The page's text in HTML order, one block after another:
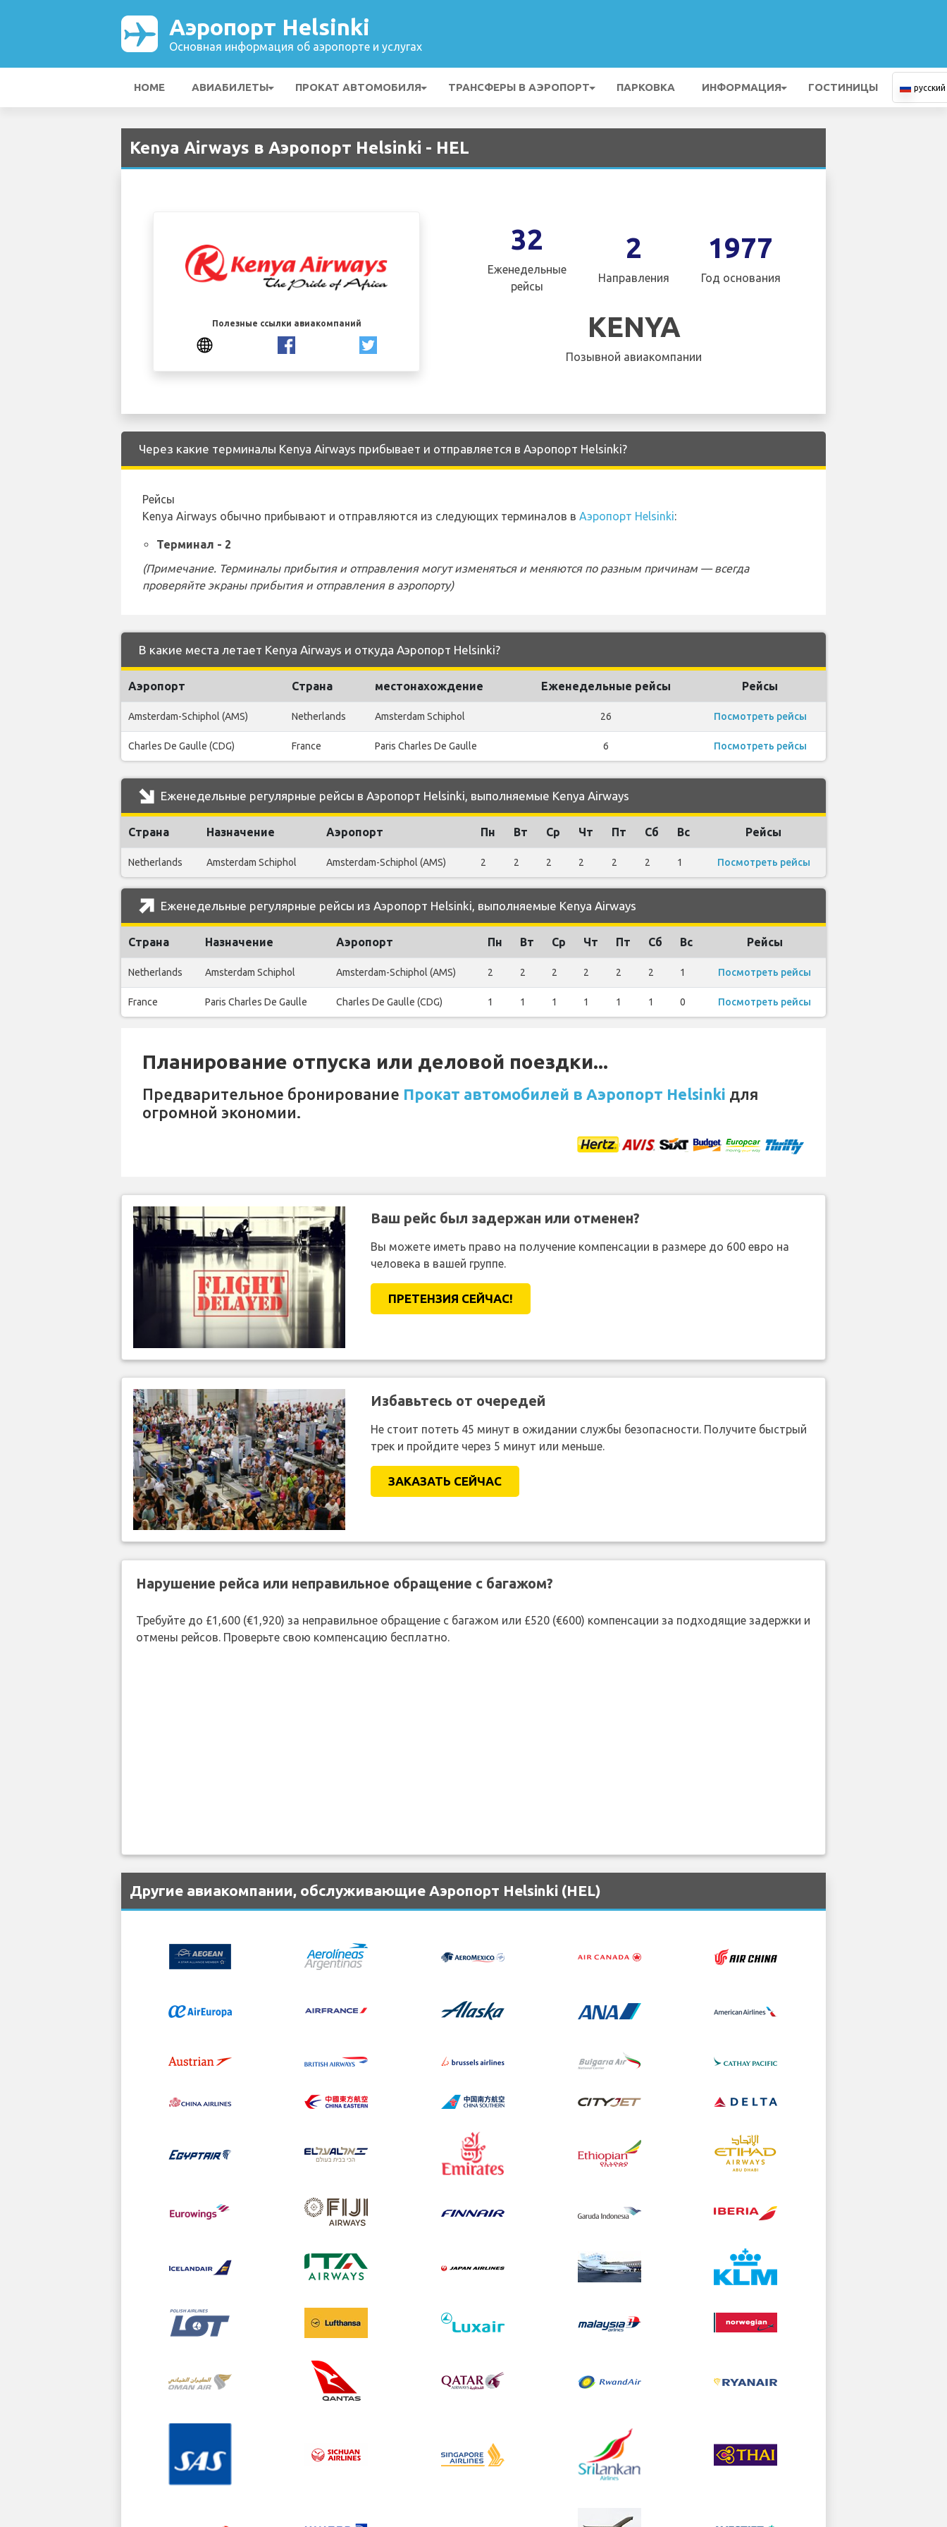
Аэропорт Helsinki
Основная информация об аэропорте и услугах
HOME АВИАБИЛЕТЫ ПРОКАТ АВТОМОБИЛЯ ТРАНСФЕРЫ В АЭРОПОРТ ПАРКОВКА ИНФОРМАЦИЯ ГОСТИНИЦЫ русский
Kenya Airways в Аэропорт Helsinki - HEL
Полезные ссылки авиакомпаний
32
Еженедельные
рейсы
2
Направления
1977
Год основания
KENYA
Позывной авиакомпании
Через какие терминалы Kenya Airways прибывает и отправляется в Аэропорт Helsinki?
Рейсы
Kenya Airways обычно прибывают и отправляются из следующих терминалов в Аэропорт Helsinki:
Терминал - 2
(Примечание. Терминалы прибытия и отправления могут изменяться и меняются по разным причинам — всегда
проверяйте экраны прибытия и отправления в аэропорту)
В какие места летает Kenya Airways и откуда Аэропорт Helsinki?
Аэропорт Страна местонахождение Еженедельные рейсы Рейсы
Amsterdam-Schiphol (AMS) Netherlands Amsterdam Schiphol 26 Посмотреть рейсы
Charles De Gaulle (CDG) France Paris Charles De Gaulle 6 Посмотреть рейсы
Еженедельные регулярные рейсы в Аэропорт Helsinki, выполняемые Kenya Airways
Страна Назначение Аэропорт Пн Вт Ср Чт Пт Сб Вс Рейсы
Netherlands Amsterdam Schiphol Amsterdam-Schiphol (AMS) 2 2 2 2 2 2 1 Посмотреть рейсы
Еженедельные регулярные рейсы из Аэропорт Helsinki, выполняемые Kenya Airways
Страна Назначение Аэропорт Пн Вт Ср Чт Пт Сб Вс Рейсы
Netherlands Amsterdam Schiphol Amsterdam-Schiphol (AMS) 2 2 2 2 2 2 1 Посмотреть рейсы
France Paris Charles De Gaulle Charles De Gaulle (CDG) 1 1 1 1 1 1 0 Посмотреть рейсы
Планирование отпуска или деловой поездки...
Предварительное бронирование Прокат автомобилей в Аэропорт Helsinki для
огромной экономии.
Ваш рейс был задержан или отменен?
Вы можете иметь право на получение компенсации в размере до 600 евро на
человека в вашей группе.
ПРЕТЕНЗИЯ CЕЙЧАС!
Избавьтесь от очередей
Не стоит потеть 45 минут в ожидании службы безопасности. Получите быстрый
трек и пройдите через 5 минут или меньше.
ЗАКАЗАТЬ СЕЙЧАС
Нарушение рейса или неправильное обращение с багажом?
Требуйте до £1,600 (€1,920) за неправильное обращение с багажом или £520 (€600) компенсации за подходящие задержки и
отмены рейсов. Проверьте свою компенсацию бесплатно.
Другие авиакомпании, обслуживающие Аэропорт Helsinki (HEL)